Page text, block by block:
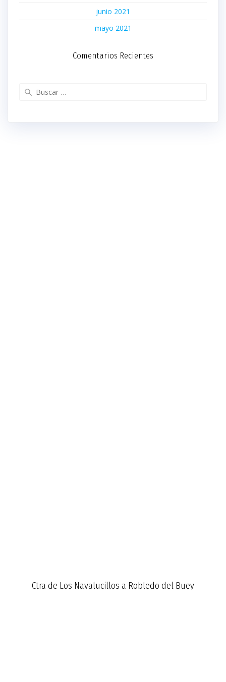
junio 2021
mayo 2021
Comentarios Recientes
Ctra de Los Navalucillos a Robledo del Buey